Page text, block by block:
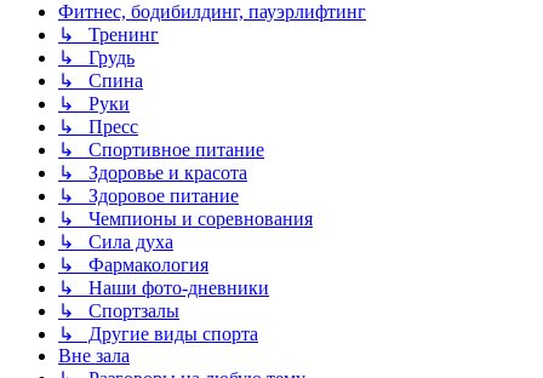
Фитнес, бодибилдинг, пауэрлифтинг
↳ Тренинг
↳ Грудь
↳ Спина
↳ Руки
↳ Пресс
↳ Спортивное питание
↳ Здоровье и красота
↳ Здоровое питание
↳ Чемпионы и соревнования
↳ Сила духа
↳ Фармакология
↳ Наши фото-дневники
↳ Спортзалы
↳ Другие виды спорта
Вне зала